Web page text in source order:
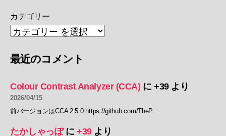
カテゴリー
最近のコメント
Colour Contrast Analyzer (CCA) に+39より
2026/04/15
前バージョンはCCA 2.5.0 https://github.com/TheP…
たかしゃっぽに +39より